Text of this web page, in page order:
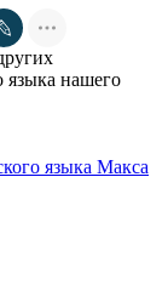
языка нашего
языка Макса